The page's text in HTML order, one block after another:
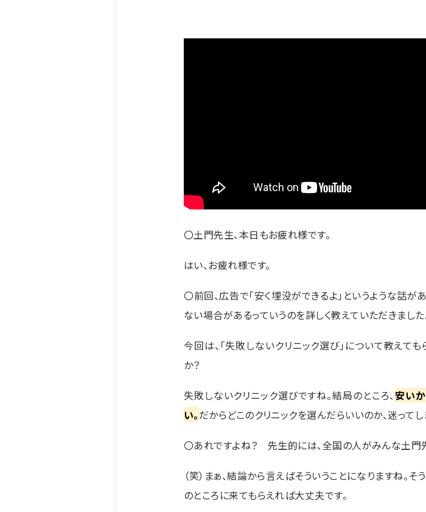
〇土門先生、本日もお疲れ様です。
はい、お疲れ様です。
〇前回、広告で「安く埋没ができるよ」というような話
ない場合があるっていうのを詳しく教えていただきました
今回は、「失敗しないクリニック選び」について教えて
か？
失敗しないクリニック選びですね。結局のところ、安い
い。だからどこのクリニックを選んだらいいのか、迷ってし
〇あれですよね？ 先生的には、全国の人がみんな土門
（笑）まぁ、結論から言えばそういうことになりますね。
のところに来てもらえれば大丈夫です。